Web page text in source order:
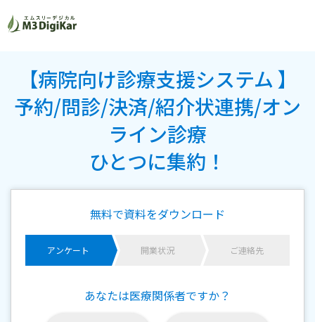
【病院向け診療支援システム 】
予約/問診/決済/紹介状連携/オン
ライン診療
ひとつに集約！
無料で資料をダウンロード
アンケート 開業状況 ご連絡先
あなたは医療関係者ですか？